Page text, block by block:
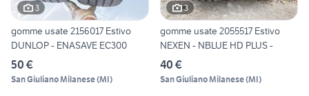
3
gomme usate 2156017 Estivo
DUNLOP - ENASAVE EC300
50 €
San Giuliano Milanese(MI)
3
gomme usate 2055517 Estivo
NEXEN - NBLUE HD PLUS -
40 €
San Giuliano Milanese(MI)